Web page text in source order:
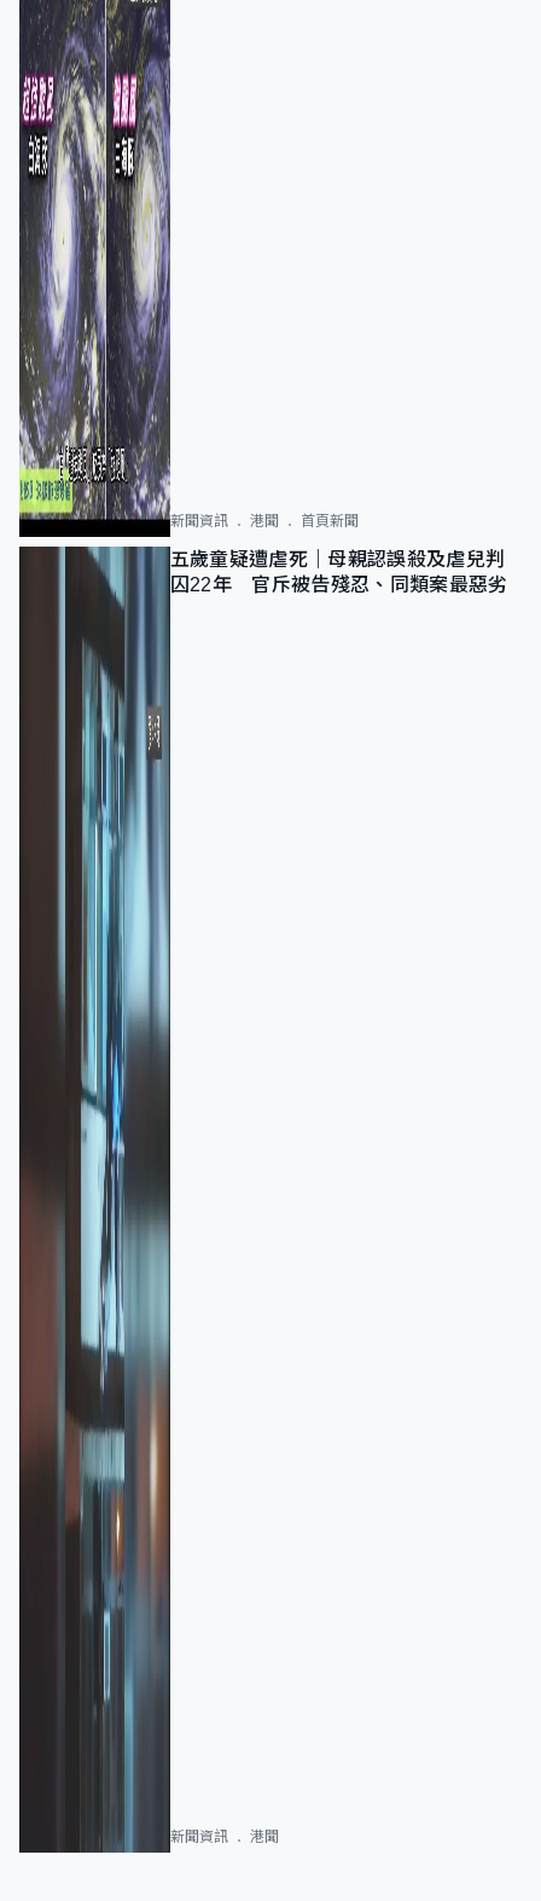
新聞資訊 港聞 首頁新聞
五歲童疑遭虐死｜母親認誤殺及虐兒判
囚22年 官斥被告殘忍、同類案最惡劣
新聞資訊 港聞